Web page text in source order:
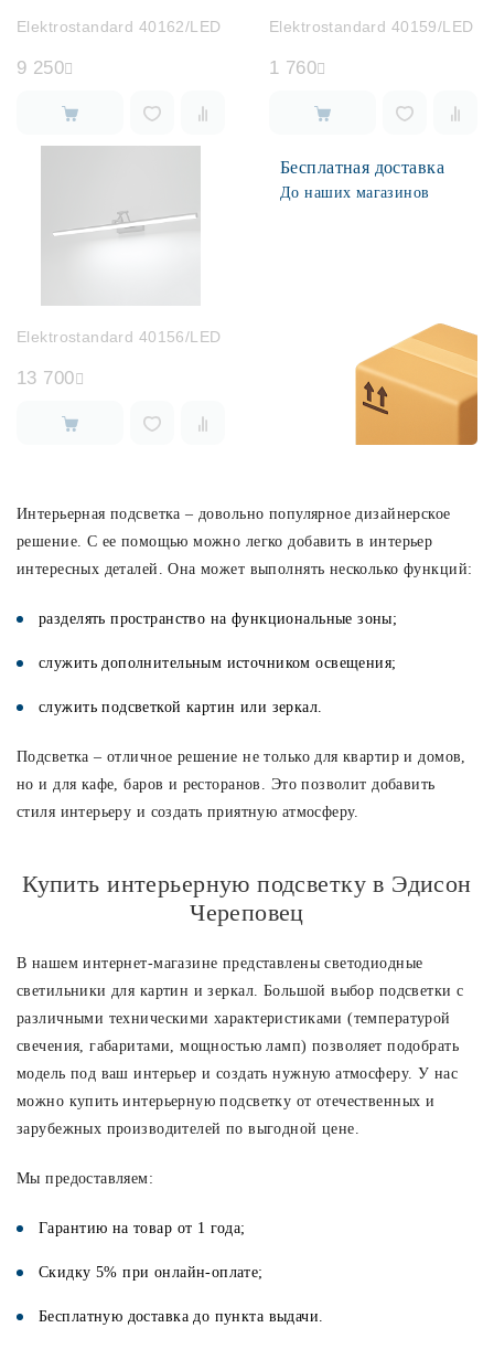
Elektrostandard 40162/LED
9 250
Elektrostandard 40159/LED
1 760
Elektrostandard 40156/LED
13 700
Бесплатная доставка
До наших магазинов
Интерьерная подсветка – довольно популярное дизайнерское
решение. С ее помощью можно легко добавить в интерьер
интересных деталей. Она может выполнять несколько функций:
разделять пространство на функциональные зоны;
служить дополнительным источником освещения;
служить подсветкой картин или зеркал.
Подсветка – отличное решение не только для квартир и домов,
но и для кафе, баров и ресторанов. Это позволит добавить
стиля интерьеру и создать приятную атмосферу.
Купить интерьерную подсветку в Эдисон
Череповец
В нашем интернет-магазине представлены светодиодные
светильники для картин и зеркал. Большой выбор подсветки с
различными техническими характеристиками (температурой
свечения, габаритами, мощностью ламп) позволяет подобрать
модель под ваш интерьер и создать нужную атмосферу. У нас
можно купить интерьерную подсветку от отечественных и
зарубежных производителей по выгодной цене.
Мы предоставляем:
Гарантию на товар от 1 года;
Скидку 5% при онлайн-оплате;
Бесплатную доставка до пункта выдачи.